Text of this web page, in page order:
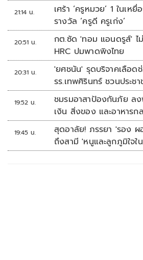
21:14 น.
เศร้า ‘ครูหมวย’ 1 ในเห
รางวัล ‘ครูดี ครูเก่ง’
20:51 น.
กต.ซัด 'ทอม แอนดรูส์' ไ
HRC ปมพาดพิงไทย
20:31 น.
'ยศชนัน' รุดบริจาคเลือด
รร.เทพศิรินทร์ ชวนประช
19:52 น.
ชมรมอาสาป้องกันภัย ล
เงิน สิ่งของ และอาหารก
บ้านหนองน้ำใส
19:45 น.
สุดอาลัย! ภรรยา 'รอง
ถึงสามี 'หนูและลูกภูมิใจใ